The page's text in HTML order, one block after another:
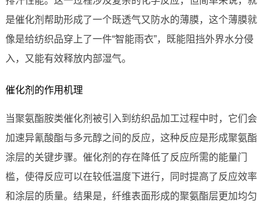
是催化剂帮助形成了一个既透气又防水的薄膜，这个薄膜就
像是给纺织品穿上了一件“智能雨衣”，既能阻挡外界水分侵
入，又能有效释放内部湿气。
催化剂的作用机理
当聚氨酯胺类催化剂被引入到纺织品加工过程中时，它们会
加速异氰酸酯与多元醇之间的反应，这种反应是形成聚氨酯
涂层的关键步骤。催化剂的存在降低了反应所需的能量门
槛，使得反应可以在较低温度下进行，同时提高了反应效率
和涂层的质量。结果是，纤维表面形成的聚氨酯层更加均匀